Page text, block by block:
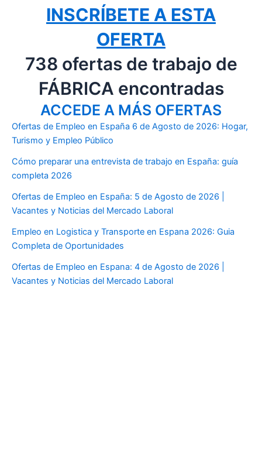
INSCRÍBETE A ESTA
OFERTA
738 ofertas de trabajo de
FÁBRICA encontradas
ACCEDE A MÁS OFERTAS
Ofertas de Empleo en España 6 de Agosto de 2026: Hogar,
Turismo y Empleo Público
Cómo preparar una entrevista de trabajo en España: guía
completa 2026
Ofertas de Empleo en España: 5 de Agosto de 2026 |
Vacantes y Noticias del Mercado Laboral
Empleo en Logistica y Transporte en Espana 2026: Guia
Completa de Oportunidades
Ofertas de Empleo en Espana: 4 de Agosto de 2026 |
Vacantes y Noticias del Mercado Laboral